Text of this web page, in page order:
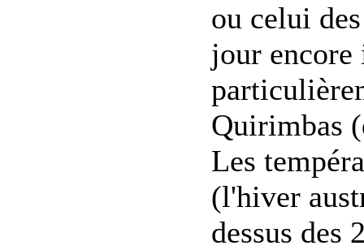
ou celui
jour
Quirimbas
Les
(l'hiver
dessus des